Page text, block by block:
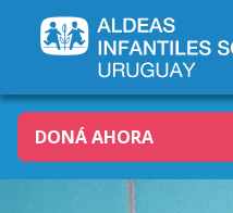
DONÁ AHORA